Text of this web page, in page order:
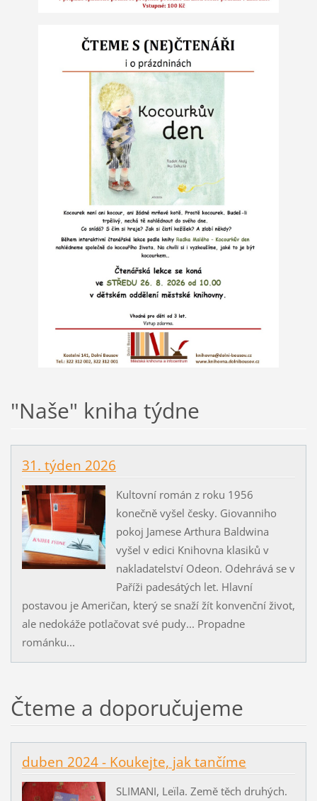
"Naše" kniha týdne
31. týden 2026
Kultovní román z roku 1956
konečně vyšel česky. Giovanniho
pokoj Jamese Arthura Baldwina
vyšel v edici Knihovna klasiků v
nakladatelství Odeon. Odehrává se v
Paříži padesátých let. Hlavní
postavou je Američan, který se snaží žít konvenční život,
ale nedokáže potlačovat své pudy... Propadne
románku...
Čteme a doporučujeme
duben 2024 - Koukejte, jak tančíme
SLIMANI, Leïla. Země těch druhých.